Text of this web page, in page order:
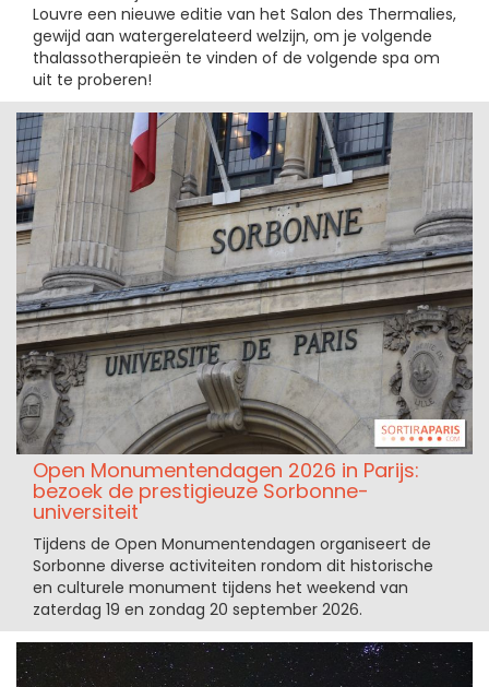
Louvre een nieuwe editie van het Salon des Thermalies,
gewijd aan watergerelateerd welzijn, om je volgende
thalassotherapieën te vinden of de volgende spa om
uit te proberen!
Open Monumentendagen 2026 in Parijs:
bezoek de prestigieuze Sorbonne-
universiteit
Tijdens de Open Monumentendagen organiseert de
Sorbonne diverse activiteiten rondom dit historische
en culturele monument tijdens het weekend van
zaterdag 19 en zondag 20 september 2026.